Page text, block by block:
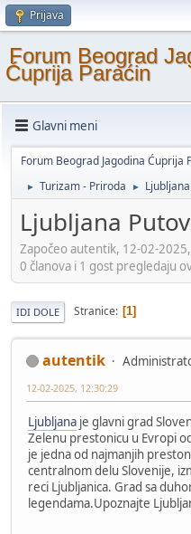
Prijava
Forum Beograd
Ćuprija Paraćin
Glavni meni
Forum Beograd Jagodina Ćuprija
► Turizam - Priroda ►
Ljubljana
Započeo autentik, 12-02-
0 članova i 1 gost pregledaju
IDI DOLE Stranice 1
autentik
12-02-2025, 12:30:29
Ljubljana je glavni grad
Zelenu prestonicu u Evropi
je jedna od najmanjih
centralnom delu Slovenije,
reci Ljubljanica. Grad sa
legendama.Upoznajte